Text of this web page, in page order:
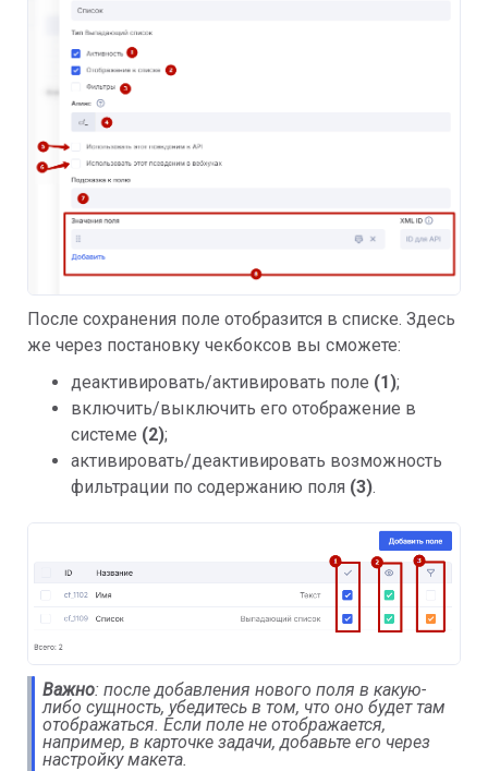
После сохранения поле отобразится в списке. Здесь
же через постановку чекбоксов вы сможете:
деактивировать/активировать поле (1);
включить/выключить его отображение в
системе (2);
активировать/деактивировать возможность
фильтрации по содержанию поля (3).
Важно: после добавления нового поля в какую-
либо сущность, убедитесь в том, что оно будет там
отображаться. Если поле не отображается,
например, в карточке задачи, добавьте его через
настройку макета.